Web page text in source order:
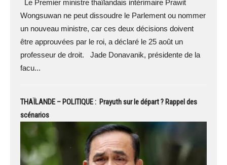
Le Premier ministre thaïlandais intérimaire Prawit
Wongsuwan ne peut dissoudre le Parlement ou nommer
un nouveau ministre, car ces deux décisions doivent
être approuvées par le roi, a déclaré le 25 août un
professeur de droit. Jade Donavanik, présidente de la
facu...
THAÏLANDE – POLITIQUE : Prayuth sur le départ ? Rappel des
scénarios